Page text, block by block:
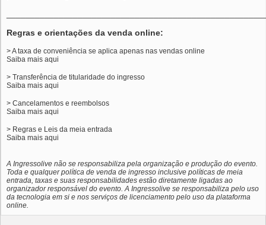
Regras e orientações da venda online:
> A taxa de conveniência se aplica apenas nas vendas online
Saiba mais aqui
> Transferência de titularidade do ingresso
Saiba mais aqui
> Cancelamentos e reembolsos
Saiba mais aqui
> Regras e Leis da meia entrada
Saiba mais aqui
A Ingressolive não se responsabiliza pela organização e produção do evento.
Toda e qualquer política de venda de ingresso inclusive políticas de meia
entrada, taxas e suas responsabilidades estão diretamente ligadas ao
organizador responsável do evento. A Ingressolive se responsabiliza pelo uso
da tecnologia em si e nos serviços de licenciamento pelo uso da plataforma
online.